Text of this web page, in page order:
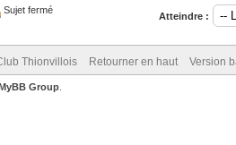
Sujet fermé
Atteindre :
Thionvillois Retourner en haut Version
Group